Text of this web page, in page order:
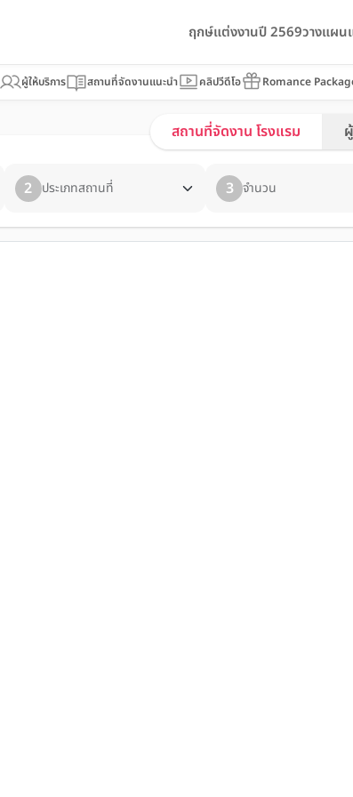
ฤกษ์แต่งงานปี 2569วางแผน
ผู้ให้บริการ สถานที่จัดงานแนะนำ คลิปวีดีโอ Romance
สถานที่จัดงาน โรงแรม
2 ประเภทสถานที่ 3 จำนวน